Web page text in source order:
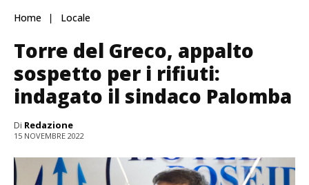
Home Locale
Torre del Greco, appalto
sospetto per i rifiuti:
indagato il sindaco Palomba
Di Redazione
15 NOVEMBRE 2022